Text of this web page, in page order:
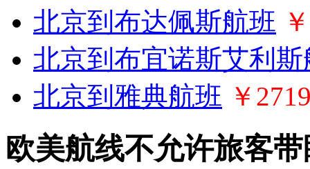
北京到布达佩斯航班
北京到布宜诺斯艾利斯
北京到雅典航班 ￥
欧美航线不允许旅客